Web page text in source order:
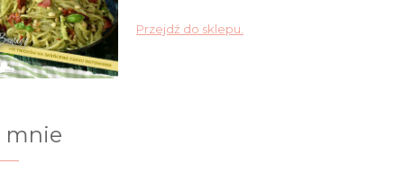
Przejdź do sklepu.
mnie